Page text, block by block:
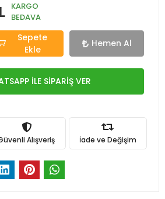
KARGO
BEDAVA
Sepete
Ekle
Hemen Al
İLE SİPARİŞ VER
Alışveriş İade ve Değişim